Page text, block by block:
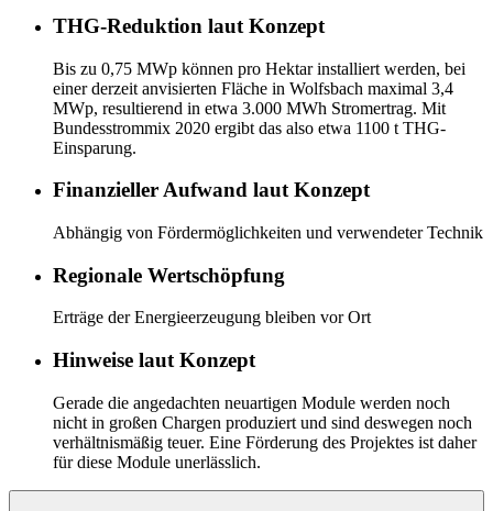
THG-Reduktion laut Konzept
Bis zu 0,75 MWp können pro Hektar installiert werden, bei
einer derzeit anvisierten Fläche in Wolfsbach maximal 3,4
MWp, resultierend in etwa 3.000 MWh Stromertrag. Mit
Bundesstrommix 2020 ergibt das also etwa 1100 t THG-
Einsparung.
Finanzieller Aufwand laut Konzept
Abhängig von Fördermöglichkeiten und verwendeter Technik
Regionale Wertschöpfung
Erträge der Energieerzeugung bleiben vor Ort
Hinweise laut Konzept
Gerade die angedachten neuartigen Module werden noch
nicht in großen Chargen produziert und sind deswegen noch
verhältnismäßig teuer. Eine Förderung des Projektes ist daher
für diese Module unerlässlich.